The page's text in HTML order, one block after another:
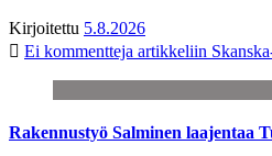
Kirjoitettu 5.8.2026
Ei kommentteja artikkeliin
Rakennustyö Salminen laajentaa